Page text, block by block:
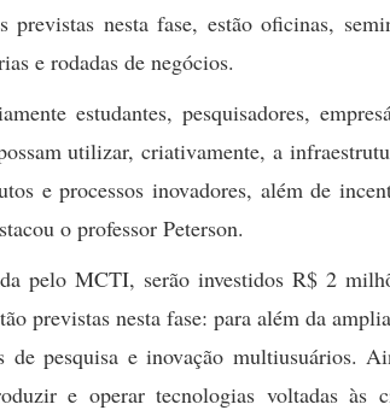
nesta fase, estão oficinas,
e rodadas de negócios.
estudantes, pesquisadores,
utilizar, criativamente, a
e processos inovadores, além de
o professor Peterson.
pelo MCTI, serão investidos R$ 2
previstas nesta fase: para além da
pesquisa e inovação multiusuários.
e operar tecnologias voltadas às